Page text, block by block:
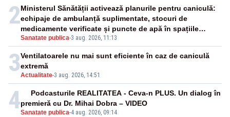
2
Sanatate publica-3 aug. 2026, 11:13
Ministerul Sănătății activează planurile pentru caniculă:
echipaje de ambulanță suplimentate, stocuri de
medicamente verificate și puncte de apă în spațiile
publice
3Actualitate-3 aug. 2026, 14:51
Ventilatoarele nu mai sunt eficiente în caz de caniculă
extremă
4Sanatate publica-4 aug. 2026, 09:14
Podcasturile REALITATEA - Ceva-n PLUS. Un dialog în
premieră cu Dr. Mihai Dobra – VIDEO